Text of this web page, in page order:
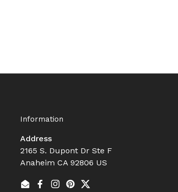
Information
Address
2165 S. Dupont Dr Ste F
Anaheim CA 92806 US
EmailFacebook
Instagram
Pinterest
Twitter